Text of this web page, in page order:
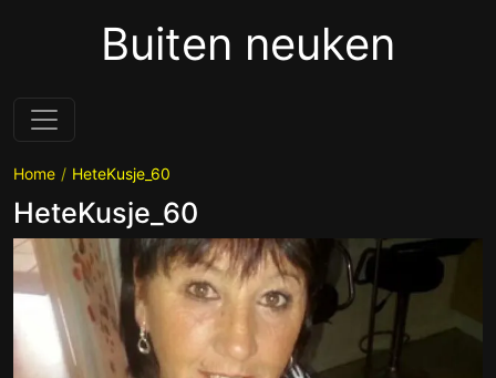
Buiten neuken
Home HeteKusje_60
HeteKusje_60